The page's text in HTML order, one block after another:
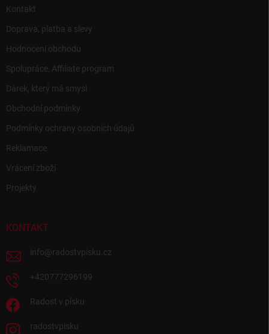
Kontakt
Doprava, platba a slevy
Hodnocení obchodu
Spolupráce, Affiliate program
Dárek, který má smysl
Obchodní podmínky
Podmínky ochrany osobních údajů
Reklamace
Vrácení zboží
Projekty
KONTAKT
info@radostvpisku.cz
+420777296199
Radost v písku
radostvpisku